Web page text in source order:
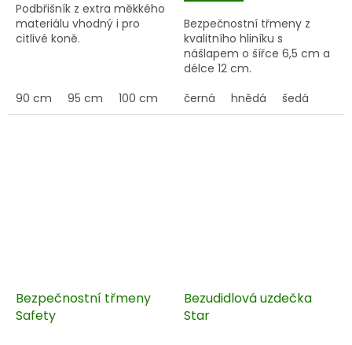
Podbřišník z extra měkkého
materiálu vhodný i pro
citlivé koně.
90 cm 95 cm 100 cm 105 cm 110 cm 115 cm
Bezpečnostní třmeny z
kvalitního hliníku s
nášlapem o šířce 6,5 cm a
délce 12 cm.
černá
hnědá šedá
Bezpečnostní třmeny
Safety
Bezudidlová uzdečka
Star